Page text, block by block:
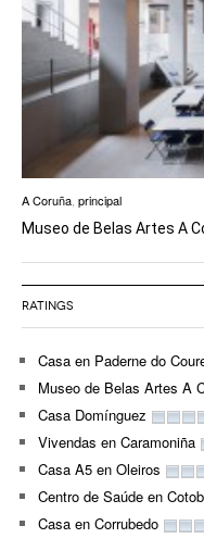
A Coruña principal
Museo de Belas Artes A
RATINGS
Casa en Paderne do
Museo de Belas Artes A
Casa Domínguez
Vivendas en Caramoniña
Casa A5 en Oleiros
Centro de Saúde en
Casa en Corrubedo